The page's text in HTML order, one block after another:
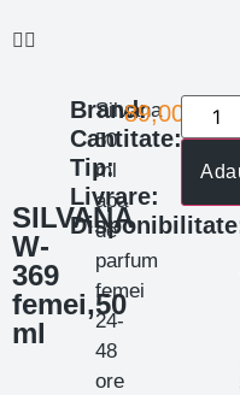
SILVANA
W-
369
femei,50
ml
Brand:
Cantitate:
Tip:
Livrare:
Silvana
50
ml
apa
de
parfum
femei
24-
48
ore
89,00 lei